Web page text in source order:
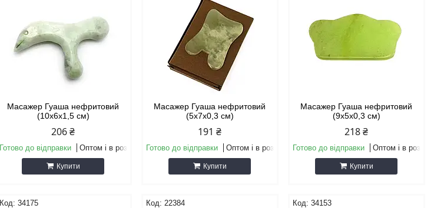
Масажер Гуаша нефритовий
(10х6х1,5 см)
206 ₴
Готово до відправки Оптом і в роздріб
Купити
Масажер Гуаша нефритовий
(5х7х0,3 см)
191 ₴
Готово до відправки Оптом і в роздріб
Купити
Масажер Гуаша нефритовий
(9х5х0,3 см)
218 ₴
Готово до відправки Оптом і в роздріб
Купити
34175 22384 34153